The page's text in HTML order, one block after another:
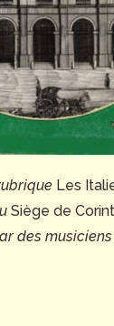
Les
Siège de
des